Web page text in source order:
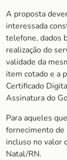
A proposta
interessada
telefone, dados
realização do
validade da
item cotado e a
Certificado
Assinatura do
Para aqueles
fornecimento de
incluso no valor
Natal/RN.